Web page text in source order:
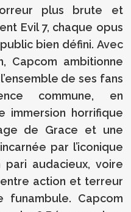
plus brute et
Evil 7, chaque opus
bien défini. Avec
Capcom ambitionne
de ses fans
commune, en
immersion horrifique
de Grace et une
par l’iconique
pari audacieux, voire
action et terreur
funambule. Capcom